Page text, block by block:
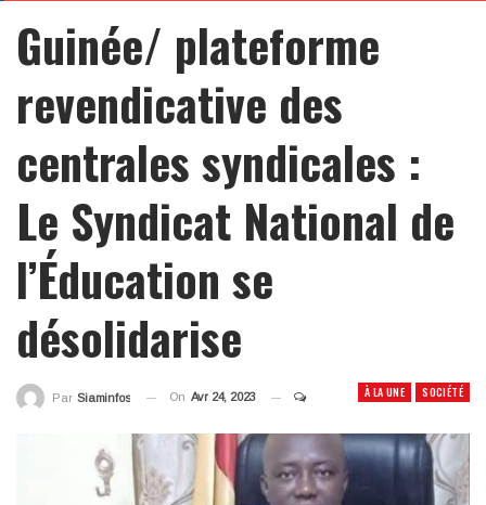
Guinée/ plateforme
revendicative des
centrales syndicales :
Le Syndicat National de
l’Éducation se
désolidarise
À LA UNE SOCIÉTÉ
Par Siaminfos On Avr 24, 2023